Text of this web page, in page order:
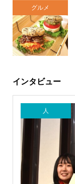
グルメ
インタビュー
人